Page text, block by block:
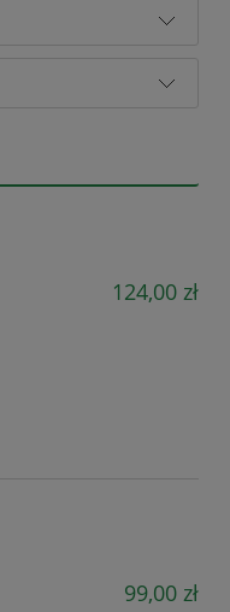
124,00 zł
99,00 zł